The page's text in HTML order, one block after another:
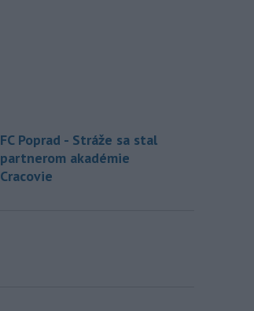
FC Poprad - Stráže sa stal
partnerom akadémie
Cracovie